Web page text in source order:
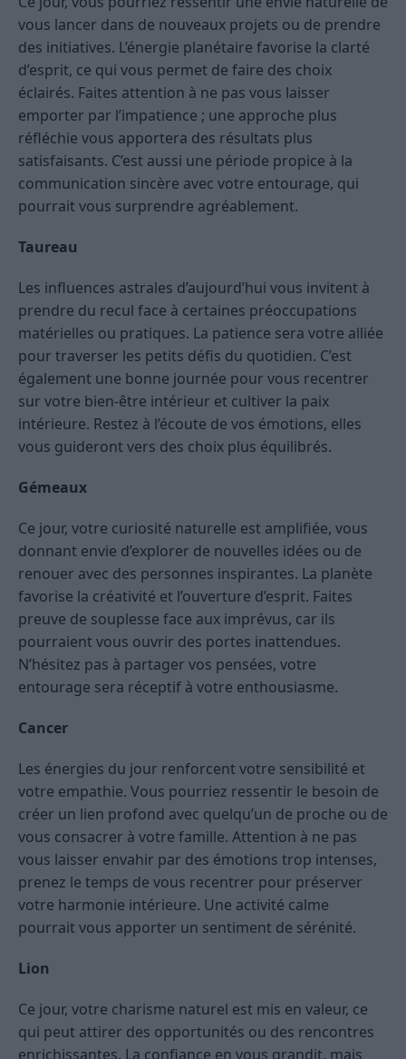
vous lancer dans de nouveaux projets ou de prendre
des initiatives. L’énergie planétaire favorise la clarté
d’esprit, ce qui vous permet de faire des choix
éclairés. Faites attention à ne pas vous laisser
emporter par l’impatience ; une approche plus
réfléchie vous apportera des résultats plus
satisfaisants. C’est aussi une période propice à la
communication sincère avec votre entourage, qui
pourrait vous surprendre agréablement.
Taureau
Les influences astrales d’aujourd’hui vous invitent à
prendre du recul face à certaines préoccupations
matérielles ou pratiques. La patience sera votre alliée
pour traverser les petits défis du quotidien. C’est
également une bonne journée pour vous recentrer
sur votre bien-être intérieur et cultiver la paix
intérieure. Restez à l’écoute de vos émotions, elles
vous guideront vers des choix plus équilibrés.
Gémeaux
Ce jour, votre curiosité naturelle est amplifiée, vous
donnant envie d’explorer de nouvelles idées ou de
renouer avec des personnes inspirantes. La planète
favorise la créativité et l’ouverture d’esprit. Faites
preuve de souplesse face aux imprévus, car ils
pourraient vous ouvrir des portes inattendues.
N’hésitez pas à partager vos pensées, votre
entourage sera réceptif à votre enthousiasme.
Cancer
Les énergies du jour renforcent votre sensibilité et
votre empathie. Vous pourriez ressentir le besoin de
créer un lien profond avec quelqu’un de proche ou de
vous consacrer à votre famille. Attention à ne pas
vous laisser envahir par des émotions trop intenses,
prenez le temps de vous recentrer pour préserver
votre harmonie intérieure. Une activité calme
pourrait vous apporter un sentiment de sérénité.
Lion
Ce jour, votre charisme naturel est mis en valeur, ce
qui peut attirer des opportunités ou des rencontres
enrichissantes. La confiance en vous grandit, mais